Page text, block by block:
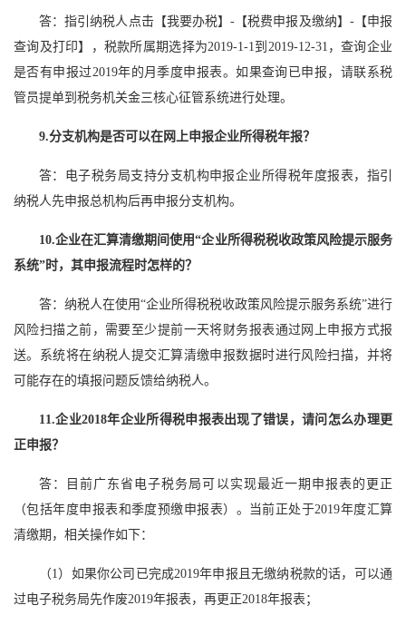
答：指引纳税人点击【我要办税】-【税费申报及缴纳】-【申报
查询及打印】，税款所属期选择为2019-1-1到2019-12-31，查询企业
是否有申报过2019年的月季度申报表。如果查询已申报，请联系税
管员提单到税务机关金三核心征管系统进行处理。
9.分支机构是否可以在网上申报企业所得税年报？
答：电子税务局支持分支机构申报企业所得税年度报表，指引
纳税人先申报总机构后再申报分支机构。
10.企业在汇算清缴期间使用“企业所得税税收政策风险提示服务
系统”时，其申报流程时怎样的？
答：纳税人在使用“企业所得税税收政策风险提示服务系统”进行
风险扫描之前，需要至少提前一天将财务报表通过网上申报方式报
送。系统将在纳税人提交汇算清缴申报数据时进行风险扫描，并将
可能存在的填报问题反馈给纳税人。
11.企业2018年企业所得税申报表出现了错误，请问怎么办理更
正申报？
答：目前广东省电子税务局可以实现最近一期申报表的更正
（包括年度申报表和季度预缴申报表）。当前正处于2019年度汇算
清缴期，相关操作如下：
（1）如果你公司已完成2019年申报且无缴纳税款的话，可以通
过电子税务局先作废2019年报表，再更正2018年报表；